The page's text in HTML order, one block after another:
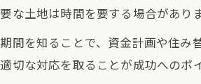
な土地は時間を要する場合がありま
間を知ることで、資金計画や住み
切な対応を取ることが成功へのポ